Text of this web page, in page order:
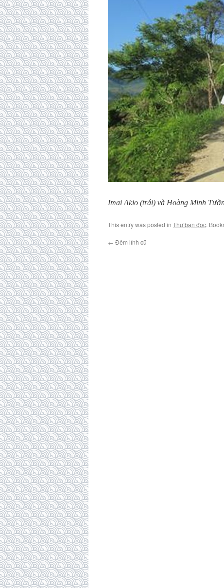
Imai Akio (trái) và Hoàng Minh
This entry was posted in Thư bạn đọc.
← Đêm lính cũ